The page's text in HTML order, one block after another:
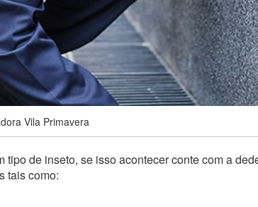
Vila Primavera
tipo de inseto, se isso acontecer conte com a
tais como: